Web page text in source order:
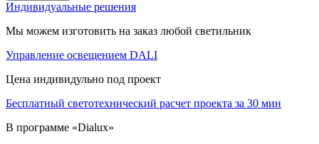
Индивидуальные решения
Мы можем изготовить на заказ любой светильник
Управление освещением DALI
Цена индивидульно под проект
Бесплатный светотехнический расчет проекта за 30 мин
В программе «Dialux»